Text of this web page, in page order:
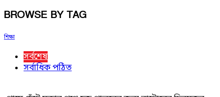
BROWSE BY TAG
শিক্ষা
সর্বশেষ
সর্বাধিক পঠিত